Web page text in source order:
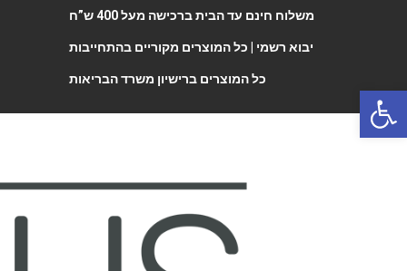
משלוח חינם עד הבית ברכישה מעל 400 ש”ח
יבוא רשמי | כל המוצרים מקוריים בהתחייבות
כל המוצרים ברישיון משרד הבריאות